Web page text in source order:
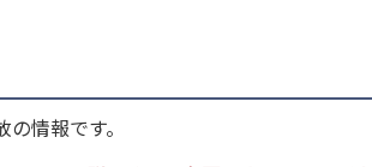
情報です。